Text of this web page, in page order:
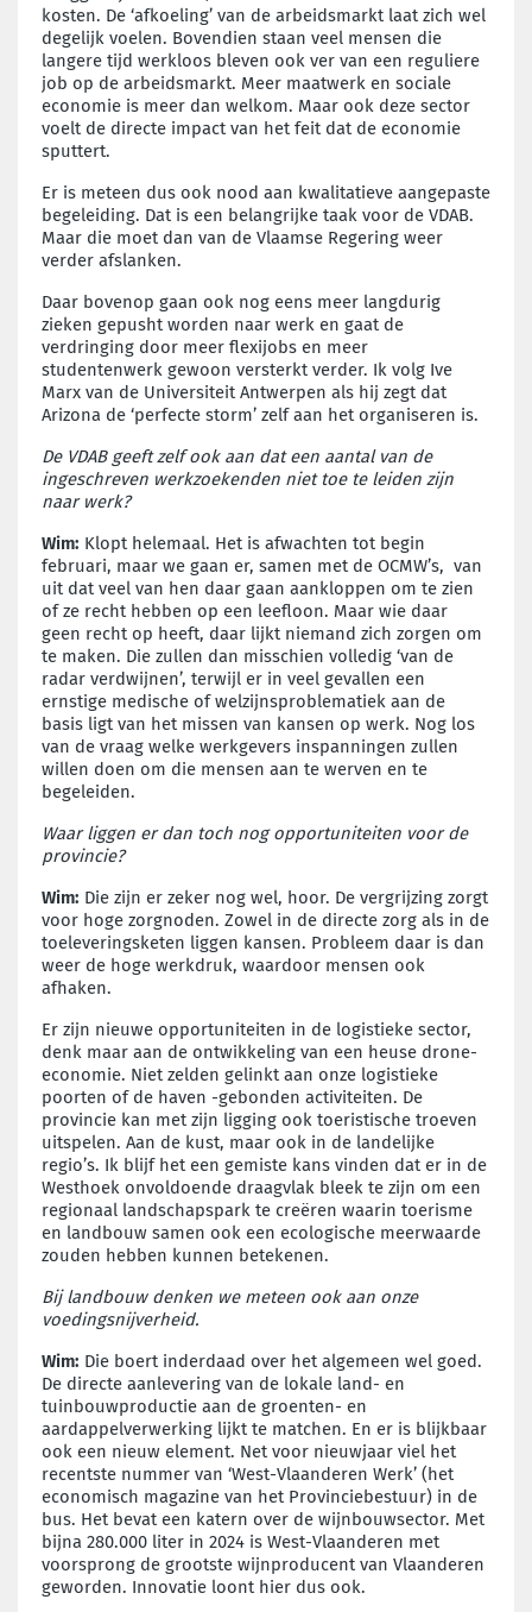
kosten. De ‘afkoeling’ van de arbeidsmarkt laat zich wel
degelijk voelen. Bovendien staan veel mensen die
langere tijd werkloos bleven ook ver van een reguliere
job op de arbeidsmarkt. Meer maatwerk en sociale
economie is meer dan welkom. Maar ook deze sector
voelt de directe impact van het feit dat de economie
sputtert.
Er is meteen dus ook nood aan kwalitatieve aangepaste
begeleiding. Dat is een belangrijke taak voor de VDAB.
Maar die moet dan van de Vlaamse Regering weer
verder afslanken.
Daar bovenop gaan ook nog eens meer langdurig
zieken gepusht worden naar werk en gaat de
verdringing door meer flexijobs en meer
studentenwerk gewoon versterkt verder. Ik volg Ive
Marx van de Universiteit Antwerpen als hij zegt dat
Arizona de ‘perfecte storm’ zelf aan het organiseren is.
De VDAB geeft zelf ook aan dat een aantal van de
ingeschreven werkzoekenden niet toe te leiden zijn
naar werk?
Wim: Klopt helemaal. Het is afwachten tot begin
februari, maar we gaan er, samen met de OCMW’s, van
uit dat veel van hen daar gaan aankloppen om te zien
of ze recht hebben op een leefloon. Maar wie daar
geen recht op heeft, daar lijkt niemand zich zorgen om
te maken. Die zullen dan misschien volledig ‘van de
radar verdwijnen’, terwijl er in veel gevallen een
ernstige medische of welzijnsproblematiek aan de
basis ligt van het missen van kansen op werk. Nog los
van de vraag welke werkgevers inspanningen zullen
willen doen om die mensen aan te werven en te
begeleiden.
Waar liggen er dan toch nog opportuniteiten voor de
provincie?
Wim: Die zijn er zeker nog wel, hoor. De vergrijzing zorgt
voor hoge zorgnoden. Zowel in de directe zorg als in de
toeleveringsketen liggen kansen. Probleem daar is dan
weer de hoge werkdruk, waardoor mensen ook
afhaken.
Er zijn nieuwe opportuniteiten in de logistieke sector,
denk maar aan de ontwikkeling van een heuse drone-
economie. Niet zelden gelinkt aan onze logistieke
poorten of de haven -gebonden activiteiten. De
provincie kan met zijn ligging ook toeristische troeven
uitspelen. Aan de kust, maar ook in de landelijke
regio’s. Ik blijf het een gemiste kans vinden dat er in de
Westhoek onvoldoende draagvlak bleek te zijn om een
regionaal landschapspark te creëren waarin toerisme
en landbouw samen ook een ecologische meerwaarde
zouden hebben kunnen betekenen.
Bij landbouw denken we meteen ook aan onze
voedingsnijverheid.
Wim: Die boert inderdaad over het algemeen wel goed.
De directe aanlevering van de lokale land- en
tuinbouwproductie aan de groenten- en
aardappelverwerking lijkt te matchen. En er is blijkbaar
ook een nieuw element. Net voor nieuwjaar viel het
recentste nummer van ‘West-Vlaanderen Werk’ (het
economisch magazine van het Provinciebestuur) in de
bus. Het bevat een katern over de wijnbouwsector. Met
bijna 280.000 liter in 2024 is West-Vlaanderen met
voorsprong de grootste wijnproducent van Vlaanderen
geworden. Innovatie loont hier dus ook.